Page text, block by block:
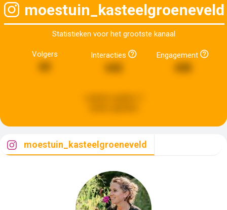
moestuin_kasteelgroeneveld
Statistieken voor het grootste kanaal
Volgers Interacties
642
Engagement
438
moestuin_kasteelgroeneveld